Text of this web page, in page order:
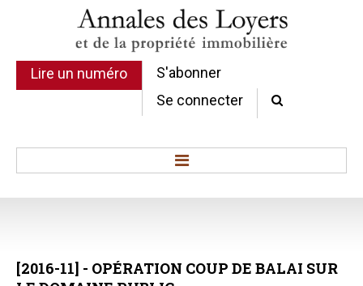
Lire un numéro
S'abonner
Se connecter
Sommaires
[2016-11] - OPÉRATION COUP DE BALAI SUR